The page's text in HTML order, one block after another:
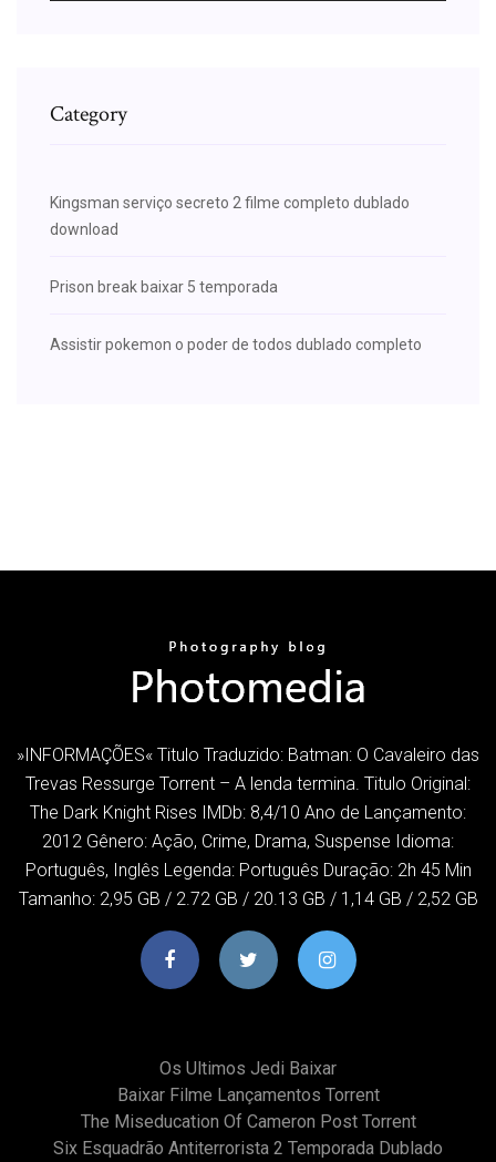
Category
Kingsman serviço secreto 2 filme completo dublado
download
Prison break baixar 5 temporada
Assistir pokemon o poder de todos dublado completo
»INFORMAÇÕES« Titulo Traduzido: Batman: O Cavaleiro das
Trevas Ressurge Torrent – A lenda termina. Titulo Original:
The Dark Knight Rises IMDb: 8,4/10 Ano de Lançamento:
2012 Gênero: Ação, Crime, Drama, Suspense Idioma:
Português, Inglês Legenda: Português Duração: 2h 45 Min
Tamanho: 2,95 GB / 2.72 GB / 20.13 GB / 1,14 GB / 2,52 GB
Os Ultimos Jedi Baixar
Baixar Filme Lançamentos Torrent
The Miseducation Of Cameron Post Torrent
Six Esquadrão Antiterrorista 2 Temporada Dublado